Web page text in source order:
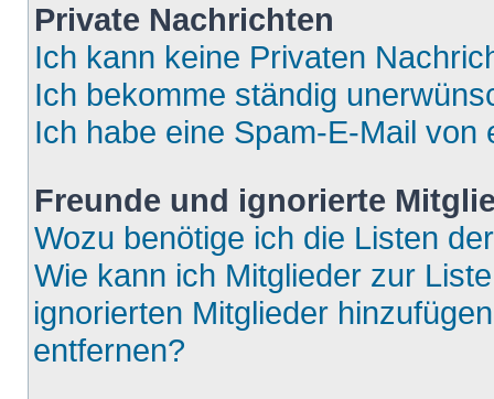
Private Nachrichten
Ich kann keine Privaten
Ich bekomme ständig
Ich habe eine Spam-E-Mail
Freunde und ignorierte
Wozu benötige ich die Listen
Wie kann ich Mitglieder zur
ignorierten Mitglieder
entfernen?